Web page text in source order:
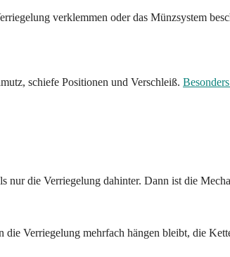
verklemmen oder das Münzsystem
schiefe Positionen und Verschleiß.
nur die Verriegelung dahinter. Dann ist die
Verriegelung mehrfach hängen bleibt, die